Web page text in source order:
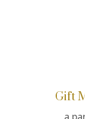
Gift